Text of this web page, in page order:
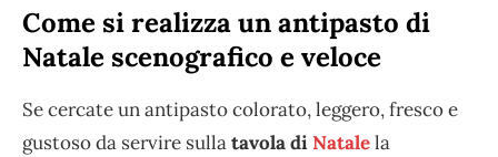
Come si realizza un antipasto di
Natale scenografico e veloce
Se cercate un antipasto colorato, leggero, fresco e
gustoso da servire sullatavola diNatalela